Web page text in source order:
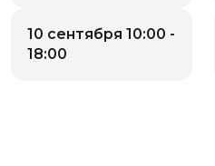
10 сентября 10:00 -
18:00